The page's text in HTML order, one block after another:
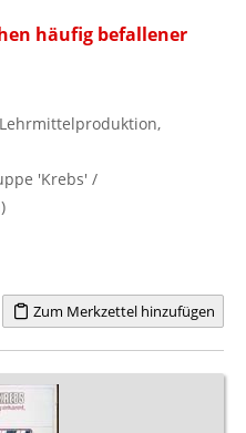
häufig befallener
'Krebs' /
Zum Merkzettel hinzufügen